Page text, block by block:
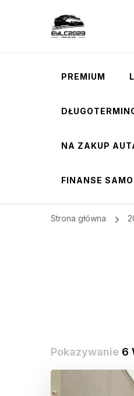
PREMIUM
NA ZAKUP
FINANSE
Strona główna
Pokazywanie 6